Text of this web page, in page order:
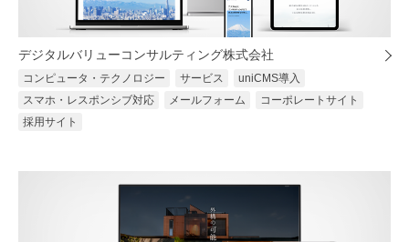
デジタルバリューコンサルティング株式会社
コンピュータ・テクノロジー サービス
uniCMS導入
スマホ・レスポンシブ対応
メールフォーム
コーポレートサイト
採用サイト